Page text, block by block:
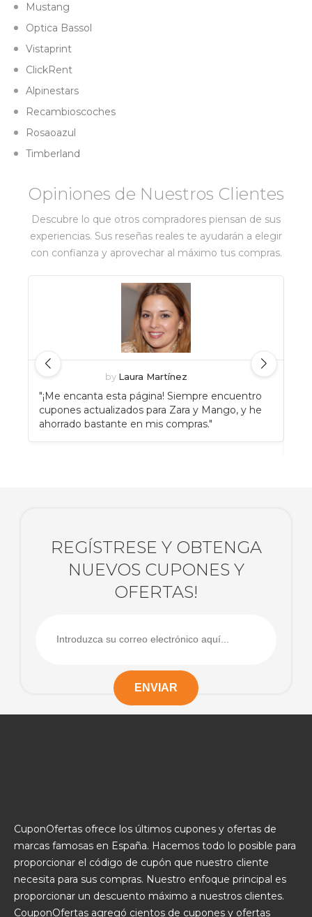
Mustang
Optica Bassol
Vistaprint
ClickRent
Alpinestars
Recambioscoches
Rosaoazul
Timberland
Opiniones de Nuestros Clientes
Descubre lo que otros compradores piensan de sus
experiencias. Sus reseñas reales te ayudarán a elegir
con confianza y aprovechar al máximo tus compras.
by Laura Martínez
"¡Me encanta esta página! Siempre encuentro
cupones actualizados para Zara y Mango, y he
ahorrado bastante en mis compras."
REGÍSTRESE Y OBTENGA
NUEVOS CUPONES Y
OFERTAS!
CuponOfertas ofrece los últimos cupones y ofertas de
marcas famosas en España. Hacemos todo lo posible para
proporcionar el código de cupón que nuestro cliente
necesita para sus compras. Nuestro enfoque principal es
proporcionar un descuento máximo a nuestros clientes.
CouponOfertas agregó cientos de cupones y ofertas